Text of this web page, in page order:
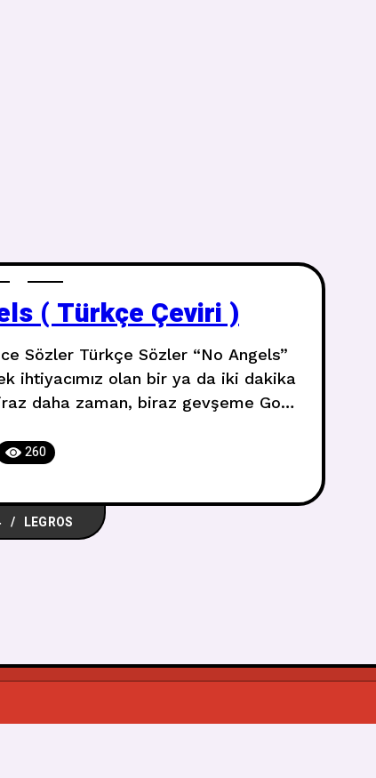
( Türkçe Çeviri )
Sözler Türkçe Sözler “No Angels”
ihtiyacımız olan bir ya da iki dakika
daha zaman, biraz gevşeme Got
260
LEGROS